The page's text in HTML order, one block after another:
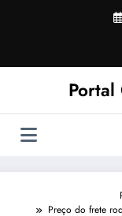
Preço do frete